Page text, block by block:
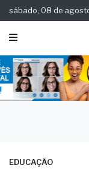
sábado, 08 de
EDUCAÇÃO